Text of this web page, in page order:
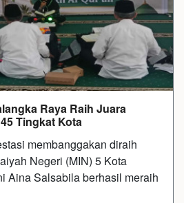
Raya Raih Juara
Tingkat Kota
membanggakan diraih
Negeri (MIN) 5 Kota
Aina Salsabila berhasil meraih